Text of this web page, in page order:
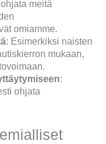
meitä
omiamme.
: Esimerkiksi naisten
mukaan,
:
ohjata